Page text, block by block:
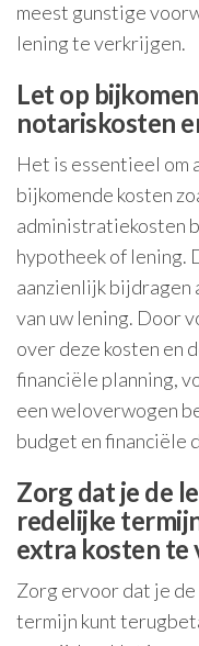
meest gunstige
lening te verkrijgen.
Let op
notariskosten
Het is essentieel om
bijkomende kosten
administratiekosten
hypotheek of lening.
aanzienlijk bijdragen
van uw lening. Door
over deze kosten en
financiële planning,
een weloverwogen
budget en financiële
Zorg dat je de
redelijke
extra kosten te
Zorg ervoor dat je
termijn kunt